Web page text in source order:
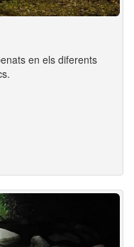
en els diferents